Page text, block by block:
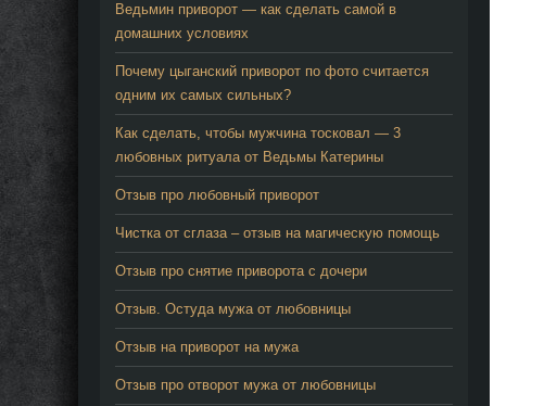
Ведьмин приворот — как сделать самой в
домашних условиях
Почему цыганский приворот по фото считается
одним их самых сильных?
Как сделать, чтобы мужчина тосковал — 3
любовных ритуала от Ведьмы Катерины
Отзыв про любовный приворот
Чистка от сглаза – отзыв на магическую помощь
Отзыв про снятие приворота с дочери
Отзыв. Остуда мужа от любовницы
Отзыв на приворот на мужа
Отзыв про отворот мужа от любовницы